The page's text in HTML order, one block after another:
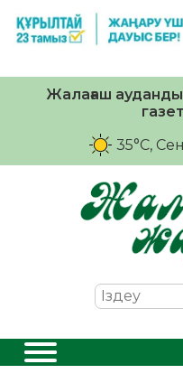
Жалағаш
35°C,